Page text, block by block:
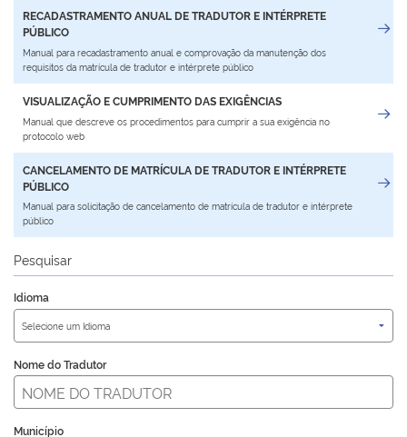
RECADASTRAMENTO ANUAL DE TRADUTOR E INTÉRPRETE
PÚBLICO
Manual para recadastramento anual e comprovação da manutenção dos
requisitos da matrícula de tradutor e intérprete público
VISUALIZAÇÃO E CUMPRIMENTO DAS EXIGÊNCIAS
Manual que descreve os procedimentos para cumprir a sua exigência no
protocolo web
CANCELAMENTO DE MATRÍCULA DE TRADUTOR E INTÉRPRETE
PÚBLICO
Manual para solicitação de cancelamento de matrícula de tradutor e intérprete
público
Pesquisar
Idioma
Nome do Tradutor
Município